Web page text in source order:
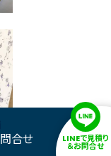
合せ LINEで見積り
＆お問合せ